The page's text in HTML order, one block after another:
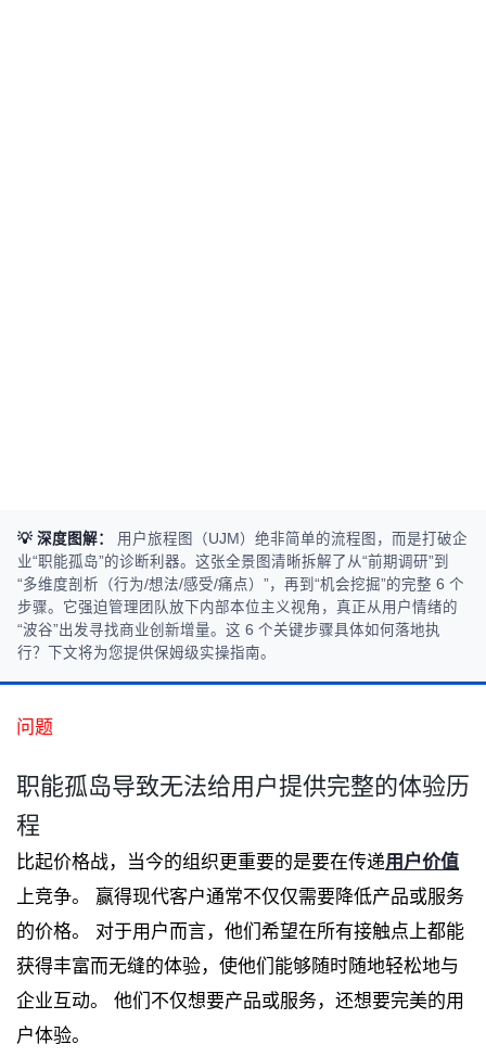
💡 深度图解：
用户旅程图（UJM）绝非简单的流程图，而是打破企
业“职能孤岛”的诊断利器。这张全景图清晰拆解了从“前期调研”到
“多维度剖析（行为/想法/感受/痛点）”，再到“机会挖掘”的完整 6 个
步骤。它强迫管理团队放下内部本位主义视角，真正从用户情绪的
“波谷”出发寻找商业创新增量。这 6 个关键步骤具体如何落地执
行？下文将为您提供保姆级实操指南。
问题
职能孤岛导致无法给用户提供完整的体验历
程
比起价格战，当今的组织更重要的是要在传递用户价值
上竞争。 赢得现代客户通常不仅仅需要降低产品或服务
的价格。 对于用户而言，他们希望在所有接触点上都能
获得丰富而无缝的体验，使他们能够随时随地轻松地与
企业互动。 他们不仅想要产品或服务，还想要完美的用
户体验。